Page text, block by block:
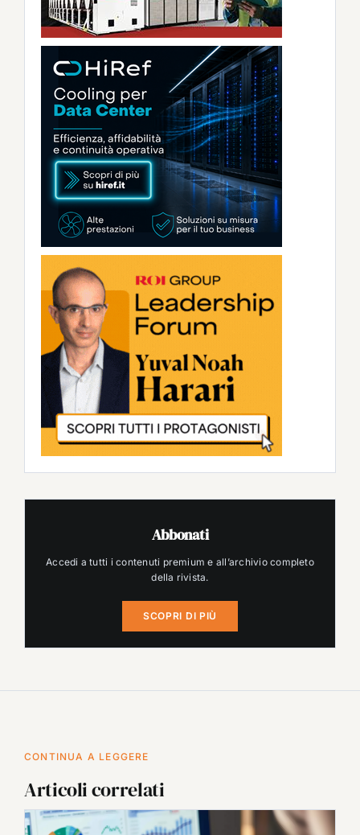
Abbonati
Accedi a tutti i contenuti premium e all’archivio completo
della rivista.
SCOPRI DI PIÙ
CONTINUA A LEGGERE
Articoli correlati